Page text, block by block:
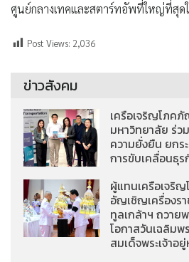
ศูนย์กลางเทคและสตาร์ทอัพที่ใหญ่ที่สุด
Post Views: 2,036
ข่าวสังคม
เครือเจริญโภค
มหาวิทยาลัย ร่
ความยั่งยืน ยก
การขับเคลื่อนธุ
ผู้แทนเครือเจริ
อัญเชิญเครื่องร
ทูลเกล้าฯ ถวาย
โอกาสวันเฉลิมพ
สมเด็จพระเจ้าอ